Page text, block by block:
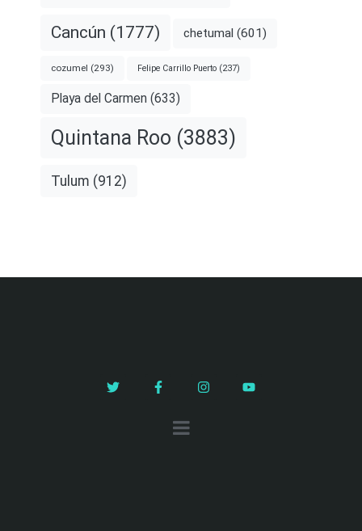
Cancún (1777) chetumal (601)
cozumel (293) Felipe Carrillo Puerto (237)
Playa del Carmen (633)
Quintana Roo (3883)
Tulum (912)